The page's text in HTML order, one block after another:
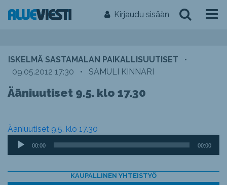
Kirjaudu sisään
ISKELMÄ SASTAMALAN PAIKALLISUUTISET
•
09.05.2012 17:30
• SAMULI KINNARI
Ääniuutiset 9.5. klo 17.30
Ääniuutiset 9.5. klo 17.30
Äänitoistin
00:00 00:00
KAUPALLINEN YHTEISTYÖ